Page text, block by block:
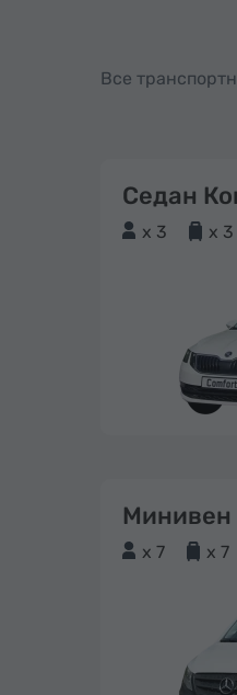
Все
Седан
x 3 x 3
Минивен
x 7 x 7